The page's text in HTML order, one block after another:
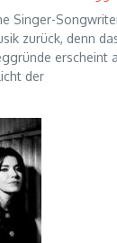
Singer-
zurück, denn
erscheint
der